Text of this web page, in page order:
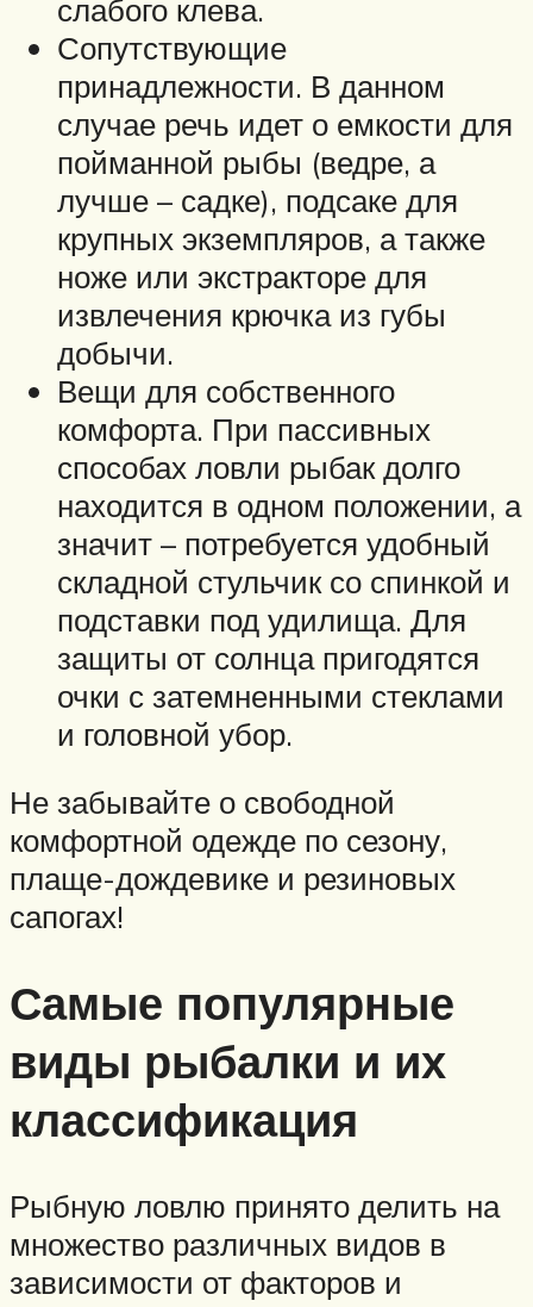
слабого клева.
Сопутствующие
принадлежности. В данном
случае речь идет о емкости для
пойманной рыбы (ведре, а
лучше – садке), подсаке для
крупных экземпляров, а также
ноже или экстракторе для
извлечения крючка из губы
добычи.
Вещи для собственного
комфорта. При пассивных
способах ловли рыбак долго
находится в одном положении, а
значит – потребуется удобный
складной стульчик со спинкой и
подставки под удилища. Для
защиты от солнца пригодятся
очки с затемненными стеклами
и головной убор.
Не забывайте о свободной
комфортной одежде по сезону,
плаще-дождевике и резиновых
сапогах!
Самые популярные
виды рыбалки и их
классификация
Рыбную ловлю принято делить на
множество различных видов в
зависимости от факторов и